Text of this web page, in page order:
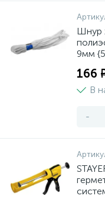
Шнур
9мм
166
В
-